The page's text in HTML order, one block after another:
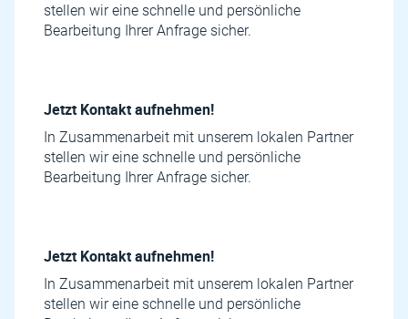
stellen wir eine schnelle und persönliche
Bearbeitung Ihrer Anfrage sicher.
Jetzt Kontakt aufnehmen!
In Zusammenarbeit mit unserem lokalen Partner
stellen wir eine schnelle und persönliche
Bearbeitung Ihrer Anfrage sicher.
Jetzt Kontakt aufnehmen!
In Zusammenarbeit mit unserem lokalen Partner
stellen wir eine schnelle und persönliche